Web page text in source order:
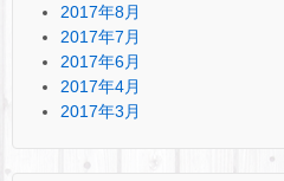
2017年8月
2017年7月
2017年6月
2017年4月
2017年3月